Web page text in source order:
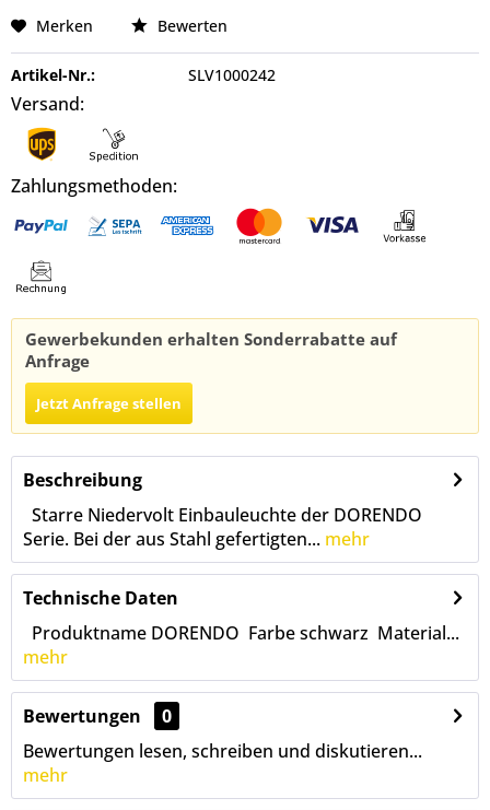
Merken Bewerten
Artikel-Nr.: SLV1000242
Versand:
Zahlungsmethoden:
Gewerbekunden erhalten Sonderrabatte auf
Anfrage
Jetzt Anfrage stellen
Beschreibung
Starre Niedervolt Einbauleuchte der DORENDO
Serie. Bei der aus Stahl gefertigten... mehr
Technische Daten
Produktname DORENDO Farbe schwarz Material...
mehr
Bewertungen
0
Bewertungen lesen, schreiben und diskutieren...
mehr